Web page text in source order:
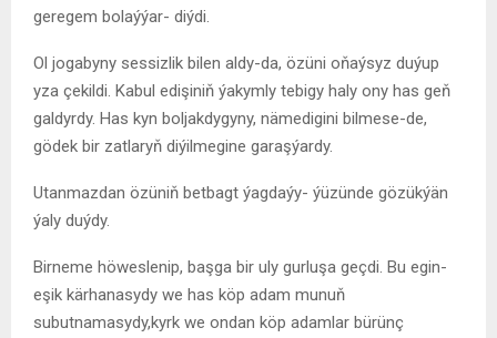
geregem bolaýýar- diýdi.
Ol jogabyny sessizlik bilen aldy-da, özüni oňaýsyz duýup
yza çekildi. Kabul edişiniň ýakymly tebigy haly ony has geň
galdyrdy. Has kyn boljakdygyny, nämedigini bilmese-de,
gödek bir zatlaryň diýilmegine garaşýardy.
Utanmazdan özüniň betbagt ýagdaýy- ýüzünde gözükýän
ýaly duýdy.
Birneme höweslenip, başga bir uly gurluşa geçdi. Bu egin-
eşik kärhanasydy we has köp adam munuň
subutnamasydy,kyrk we ondan köp adamlar bürünç